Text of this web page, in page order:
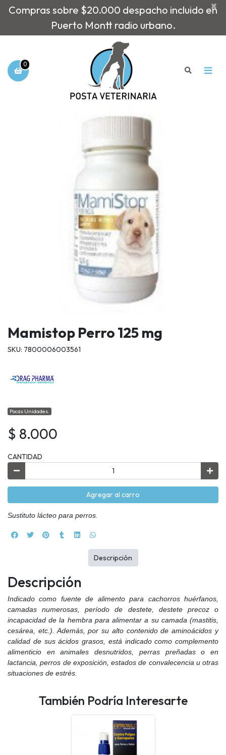
Compras sobre $20.000 despacho incluido en
Puerto Montt radio urbano.
×
0
Mamistop Perro 125 mg
SKU: 7800006003561
Pocas Unidades.
$ 8.000
CANTIDAD
Agregar al carro
Sustituto lácteo para perros.
Descripción
Indicado como fuente de alimento para cachorros huérfanos,
camadas numerosas, período de destete, destete precoz o
incapacidad de la hembra para alimentar a su camada (mastitis,
cesárea, etc.). Además, por su alto contenido de aminoácidos y
calidad de sus ácidos grasos, está indicado como complemento
alimenticio en animales desnutridos, perras preñadas o en
lactancia, perros de exposición, estados de convalecencia u otras
situaciones de estrés.
Descripción
También Podría Interesarte